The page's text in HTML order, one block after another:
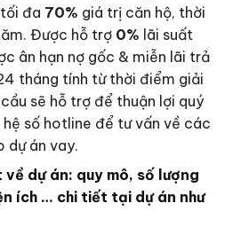
đa 70% giá trị căn hộ, thời
Được hỗ trợ 0% lãi suất
ân hạn nợ gốc & miễn lãi trả
tháng tính từ thời điểm giải
sẽ hỗ trợ để thuận lợi quý
hệ số hotline để tư vấn về các
dự án vay.
về dự án: quy mô, số lượng
ích … chi tiết tại dự án như